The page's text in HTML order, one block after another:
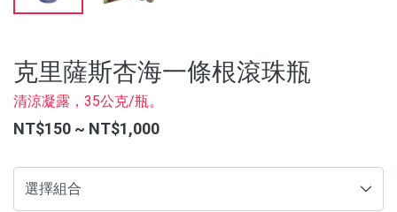
服務/政策
克里薩斯杏海一條根滾珠瓶
清涼凝露，35公克/瓶。
NT$150 ~ NT$1,000